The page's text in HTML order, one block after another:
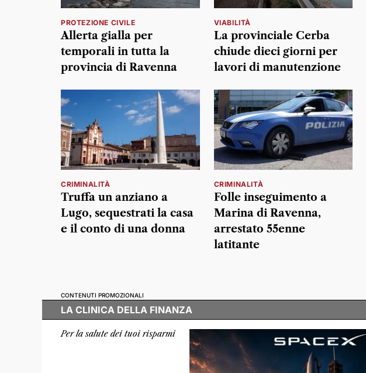
PROTEZIONE CIVILE
Allerta gialla per
temporali in tutta la
provincia di Ravenna
VIABILITÀ
La provinciale Cerba
chiude dieci giorni per
lavori di manutenzione
CRIMINALITÀ
Truffa un anziano a
Lugo, sequestrati la casa
e il conto di una donna
CRIMINALITÀ
Folle inseguimento a
Marina di Ravenna,
arrestato 55enne
latitante
CONTENUTI PROMOZIONALI
LA CLINICA DELLA FINANZA
Per la salute dei tuoi risparmi